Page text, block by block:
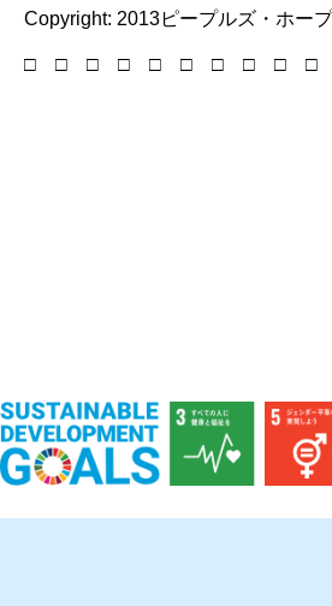
Copyright: 2013ピープルズ・ホー
□ □ □ □ □ □ □ □ □ □